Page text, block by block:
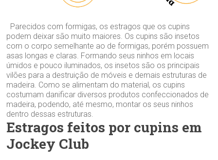
Parecidos com formigas, os estragos que os cupins
podem deixar são muito maiores. Os cupins são insetos
com o corpo semelhante ao de formigas, porém possuem
asas longas e claras. Formando seus ninhos em locais
úmidos e pouco iluminados, os insetos são os principais
vilões para a destruição de móveis e demais estruturas de
madeira. Como se alimentam do material, os cupins
costumam danificar diversos produtos confeccionados de
madeira, podendo, até mesmo, montar os seus ninhos
dentro dessas estruturas.
Estragos feitos por cupins em
Jockey Club